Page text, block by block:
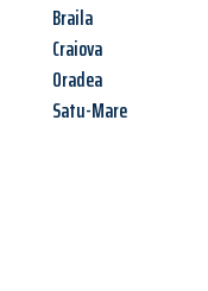
Braila
Craiova
Oradea
Satu-Mare